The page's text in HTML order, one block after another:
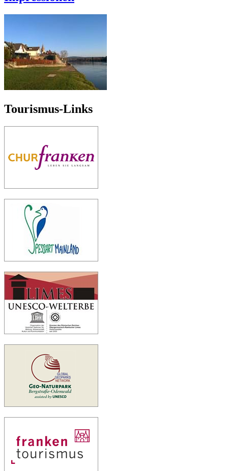
Tourismus-Links